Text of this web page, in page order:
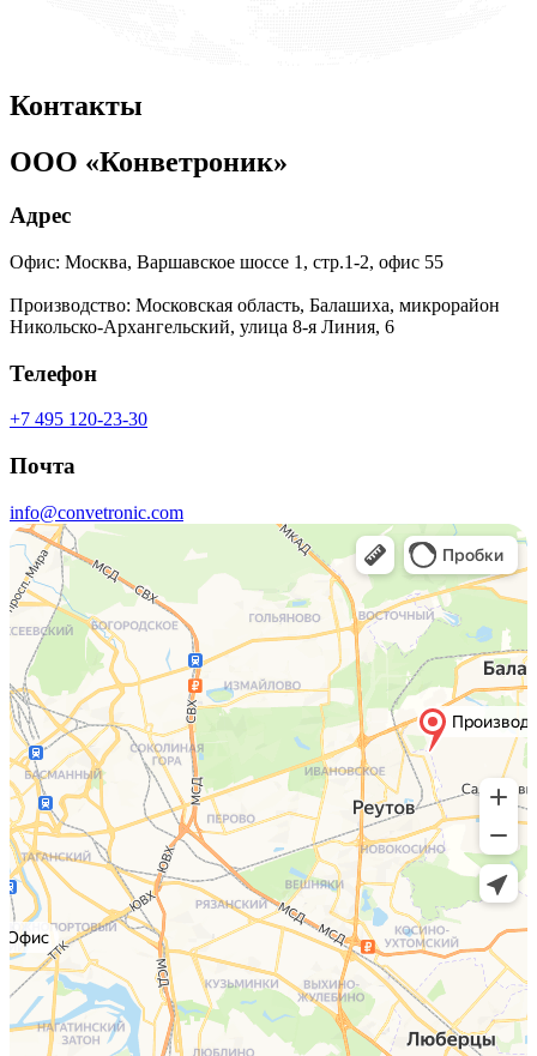
Контакты
ООО «Конветроник»
Адрес
Офис: Москва, Варшавское шоссе 1, стр.1-2, офис 55
Производство: Московская область, Балашиха, микрорайон
Никольско-Архангельский, улица 8-я Линия, 6
Телефон
+7 495 120-23-30
Почта
info@convetronic.com